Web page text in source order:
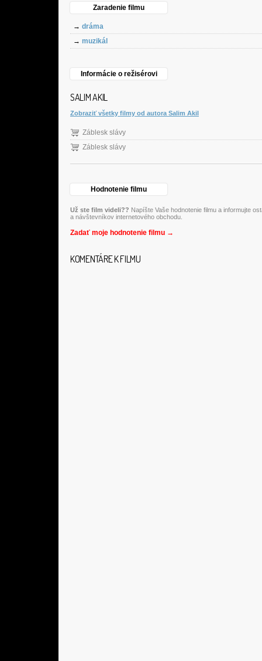
Zaradenie filmu
→ dráma
→ muzikál
Informácie o režisérovi
SALIM AKIL
Zobraziť všetky filmy od autora Salim Akil
Záblesk slávy
Záblesk slávy
Hodnotenie filmu
Už ste film videli?? Napíšte Vaše hodnotenie filmu a informujte
a návštevníkov internetového obchodu.
Zadať moje hodnotenie filmu →
KOMENTÁRE K FILMU